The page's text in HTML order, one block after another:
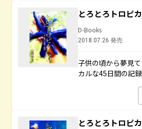
とろとろトロピ
D-Books
2018.07.26 発売
子供の頃から夢見
カルな45日間の記録
とろとろトロピ